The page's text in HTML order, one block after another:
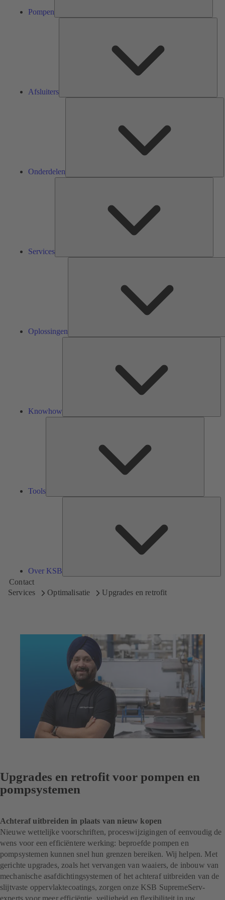
Pompen
Afsluiters
Onderdelen
Services
Oplossingen
Knowhow
Tools
Over KSB
Contact
Services
Optimalisatie Upgrades en retrofit
Upgrades en retrofit voor pompen en
pompsystemen
Achteraf uitbreiden in plaats van nieuw kopen
Nieuwe wettelijke voorschriften, proceswijzigingen of eenvoudig de
wens voor een efficiëntere werking: beproefde pompen en
pompsystemen kunnen snel hun grenzen bereiken. Wij helpen. Met
gerichte upgrades, zoals het vervangen van waaiers, de inbouw van
mechanische asafdichtingsystemen of het achteraf uitbreiden van de
slijtvaste oppervlaktecoatings, zorgen onze KSB SupremeServ-
experts voor meer efficiëntie, veiligheid en flexibiliteit in uw